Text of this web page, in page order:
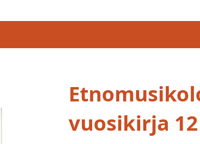
vuosikirja